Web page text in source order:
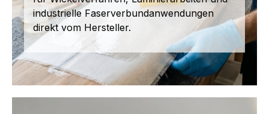
industrielle Faserverbundanwendungen
direkt vom Hersteller.